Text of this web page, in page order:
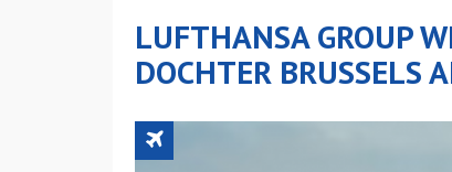
LUFTHANSA GROUP
DOCHTER BRUSSELS